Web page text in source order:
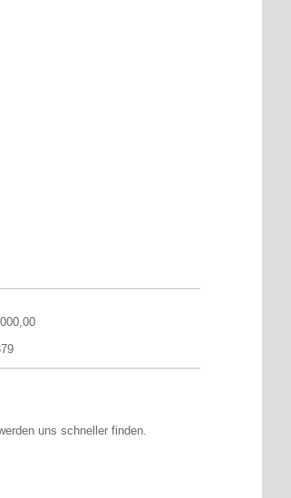
uns schneller finden.